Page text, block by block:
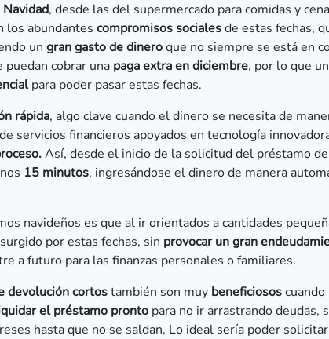
, desde las del supermercado para comidas y
los abundantes compromisos socialesde estas fechas,
un gran gasto de dineroque no siempre se está en
puedan cobrar una paga extra en diciembre, por lo que
para poder pasar estas fechas.
rápida, algo clave cuando el dinero se necesita de
de servicios financieros apoyados en tecnología
Así, desde el inicio de la solicitud del préstamo
15 minutos, ingresándose el dinero de manera
navideños es que al ir orientados a cantidades
por estas fechas, sin provocar un gran
a futuro para las finanzas personales o familiares.
devolución cortostambién son muy beneficiosos
el préstamo pronto para no ir arrastrando deudas,
hasta que no se saldan. Lo ideal sería poder